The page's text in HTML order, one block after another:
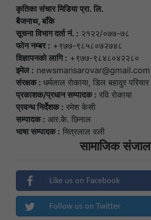
कृतिका संचार मिडिया प्रा. लि.
बैजनाथ, बाँके
सूचना विभाग दर्ता नं. : २१२२/०७७-७८
फोन नम्बर : +९७७-९८५८०७२७४८
विज्ञापनकाे लागि : +९७७-९८४८०४२२८०
इमेल : newsmansarovar@gmail.com
संरक्षक : धर्मलाल राेकाया, डिल बहादुर परियार
प्रकाशक/प्रधान सम्पादक : रवि राेकाया
प्रवन्ध निर्देशक : रमेश केसी
सम्पादक : आर.के. छिनाल
भाषा सम्पादक : मित्रलाल वली
सामाजिक संजाल
Like us on Facebook
Follow us on Twitter